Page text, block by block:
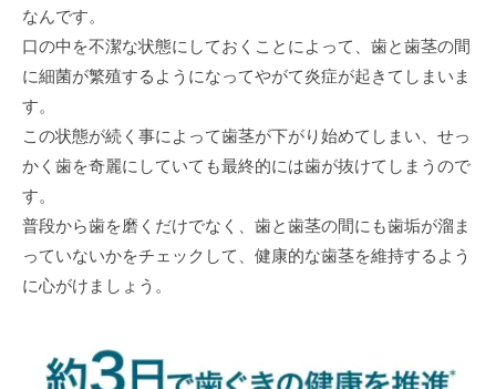
なんです。
口の中を不潔な状態にしておくことによって、歯と歯茎の間
に細菌が繁殖するようになってやがて炎症が起きてしまいま
す。
この状態が続く事によって歯茎が下がり始めてしまい、せっ
かく歯を奇麗にしていても最終的には歯が抜けてしまうので
す。
普段から歯を磨くだけでなく、歯と歯茎の間にも歯垢が溜ま
っていないかをチェックして、健康的な歯茎を維持するよう
に心がけましょう。